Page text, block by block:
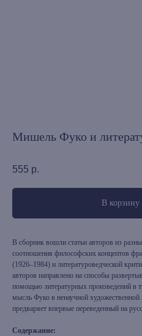
Мишель Фуко и
555 р.
В корзину
В сборник вошли статьи авторов из
соотношения философских концептов
(1926–1984) и литературоведческой
авторов направлено на способы
помощью литературных произведений в
мысль Фуко в ненаучной художественной
предваряет впервые переведенный на
Содержание: